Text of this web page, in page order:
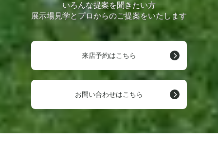
いろんな提案を聞きたい方
展示場見学とプロからのご提案をいたします
来店予約はこちら
お問い合わせはこちら